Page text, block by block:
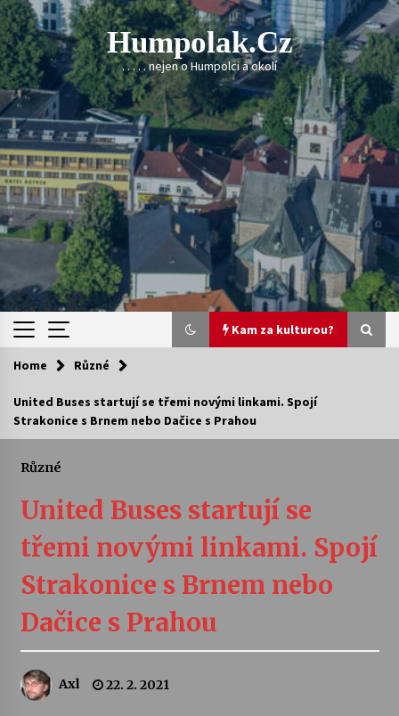
Skip
to
content
Humpolak.cz
. . . . . nejen o Humpolci a okolí
Kam za kulturou?
Kam za kulturou?
Letní koncerty ve Stromovce: Ars Camerata a
Vernisáž výstavy Josefíny Duškové: Stávám se
30. 7. 2026
Veselí muzikanti
30. 7. 2026
šedesátka: 28. 7.–1. 8. 2026
Home Různé
United Buses startují se třemi novými linkami. Spojí
Strakonice s Brnem nebo Dačice s Prahou
Různé
United Buses startují se
třemi novými linkami. Spojí
Strakonice s Brnem nebo
Dačice s Prahou
Axl 22. 2. 2021